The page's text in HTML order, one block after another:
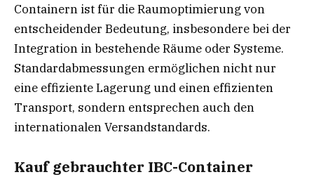
Containern ist für die Raumoptimierung von
entscheidender Bedeutung, insbesondere bei der
Integration in bestehende Räume oder Systeme.
Standardabmessungen ermöglichen nicht nur
eine effiziente Lagerung und einen effizienten
Transport, sondern entsprechen auch den
internationalen Versandstandards.
Kauf gebrauchter IBC-Container